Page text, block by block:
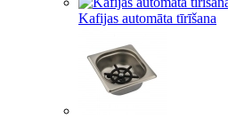
Kafijas automāta tīrīšana